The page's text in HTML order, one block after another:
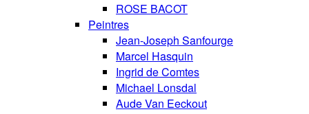
ROSE BACOT
Peintres
Jean-Joseph Sanfourge
Marcel Hasquin
Ingrid de Comtes
Michael Lonsdal
Aude Van Eeckout